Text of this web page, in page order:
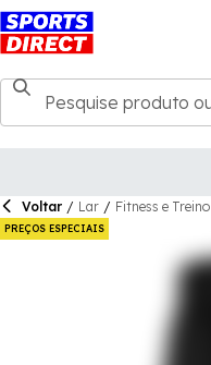
Voltar / Lar / Fitness e Treino
PREÇOS ESPECIAIS